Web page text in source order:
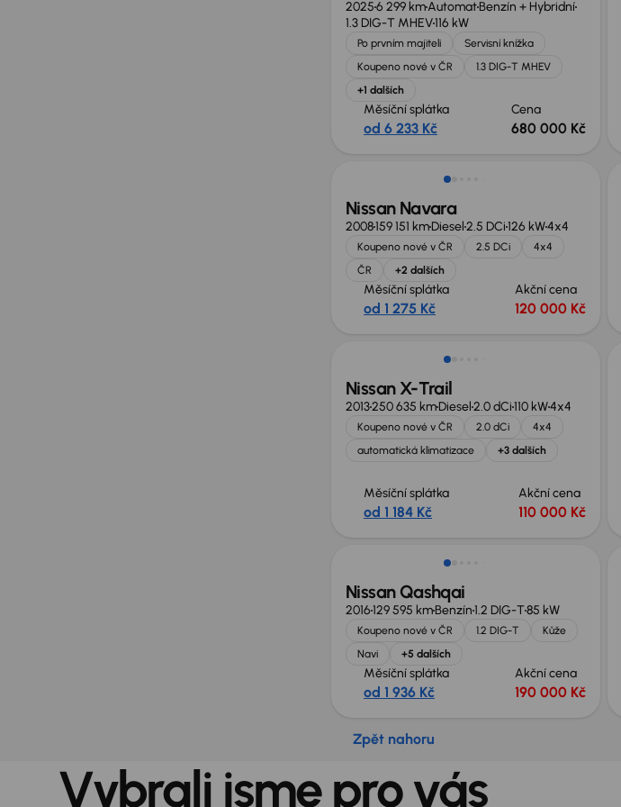
20256 299 kmAutomatBenzín + Hybridní
1.3 DIG-T MHEV116 kW
Po prvním majiteli
Servisní knížka
Koupeno nové v ČR
1.3 DIG-T MHEV
+1 dalších
Měsíční splátka
od 6 233 Kč
Cena
680 000 Kč
Nissan Navara
2008159 151 kmDiesel2.5 DCi126 kW4x4
Koupeno nové v ČR 2.5 DCi
4x4
ČR
+2 dalších
Měsíční splátka
od 1 275 Kč
Akční cena
120 000 Kč
Nissan X-Trail
2013250 635 kmDiesel2.0 dCi110 kW4x4
Koupeno nové v ČR 2.0 dCi
4x4
automatická klimatizace
+3 dalších
Měsíční splátka
od 1 184 Kč
Akční cena
110 000 Kč
Nissan Qashqai
2016129 595 kmBenzín1.2 DIG-T85 kW
Koupeno nové v ČR 1.2 DIG-T
Kůže
Navi
+5 dalších
Měsíční splátka
od 1 936 Kč
Akční cena
190 000 Kč
Zpět nahoru
Vybrali jsme pro vás